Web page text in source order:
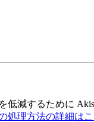
低減するために
処理方法の詳細は